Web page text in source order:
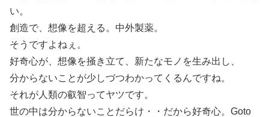
い。
創造で、想像を超える。中外製薬。
そうですよねぇ。
好奇心が、想像を掻き立て、新たなモノを生み出し、
分からないことが少しづつわかってくるんですね。
それが人類の叡智ってヤツです。
世の中は分からないことだらけ・・だから好奇心。Goto